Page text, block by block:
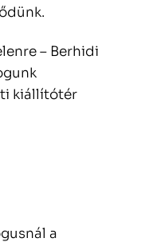
– Berhidi
kiállítótér
a